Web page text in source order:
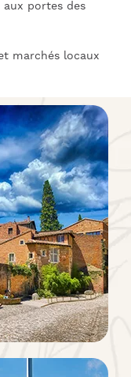
portes des
marchés locaux